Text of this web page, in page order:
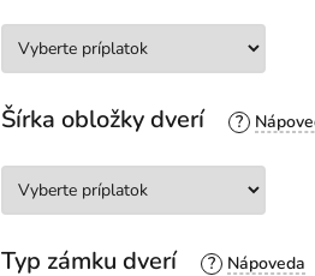
Šírka obložky dverí ?
Typ zámku dverí ?